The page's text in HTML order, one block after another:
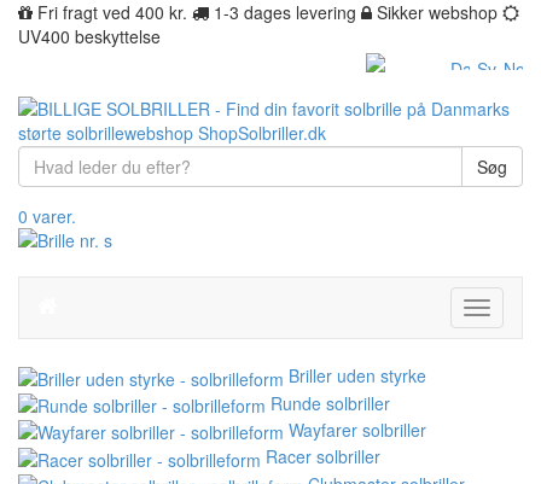
Fri fragt ved 400 kr. 1-3 dages levering
Sikker webshop
UV400 beskyttelse
Søg
0 varer.
Toggle
Briller uden styrke
Runde solbriller
Wayfarer solbriller
Racer solbriller